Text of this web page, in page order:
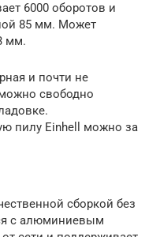
6000 оборотов и
85 мм. Может
мм.
и почти не
свободно
пилу Einhell можно за
сборкой без
с алюминиевым